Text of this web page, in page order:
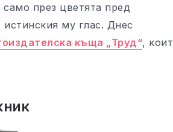
през цветята пред
му глас. Днес
къща „Труд“,